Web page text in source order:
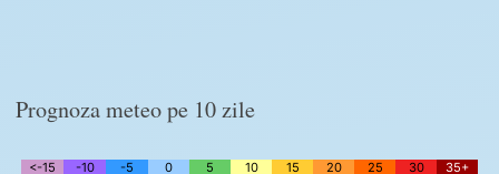
Prognoza meteo pe 10 zile
<-15 -10 -5 0 5 10 15 20 25 30
35+